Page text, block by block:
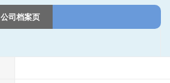
公司档案页